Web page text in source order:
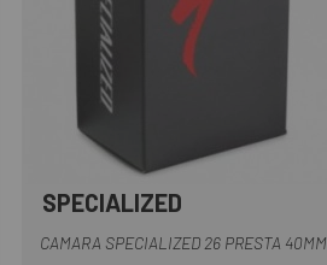
Multi
SPECIALIZED
CAMARA SPECIALIZED 26 PRESTA 40MM